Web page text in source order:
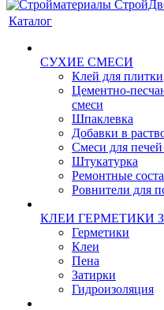
Каталог
СУХИЕ СМЕСИ
Клей для плитки
Цементно-
смеси
Шпаклевка
Добавки в
Смеси для
Штукатурка
Ремонтные
Ровнители для
КЛЕИ ГЕРМЕТИКИ
Герметики
Клеи
Пена
Затирки
Гидроизоляция